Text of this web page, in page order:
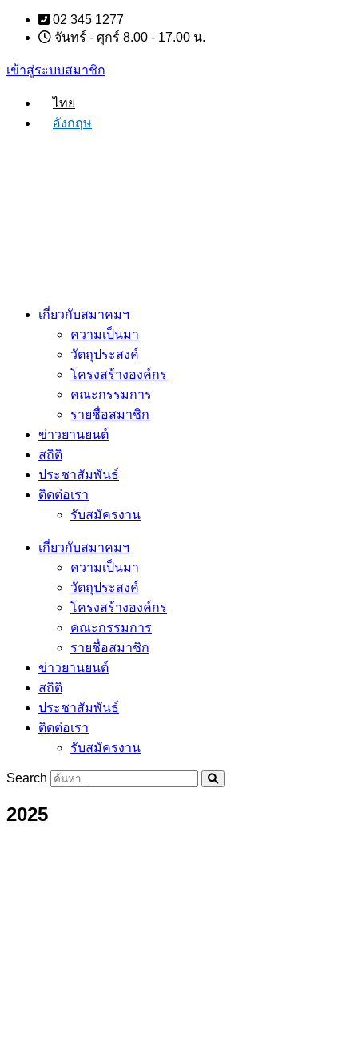
Skip
content
02 345 1277
จันทร์ - ศุกร์ 8.00 - 17.00 น.
เข้าสู่ระบบสมาชิก
ไทย
อังกฤษ
เกี่ยวกับสมาคมฯ
ความเป็นมา
วัตถุประสงค์
โครงสร้างองค์กร
คณะกรรมการ
รายชื่อสมาชิก
ข่าวยานยนต์
สถิติ
ประชาสัมพันธ์
ติดต่อเรา
รับสมัครงาน
เกี่ยวกับสมาคมฯ
ความเป็นมา
วัตถุประสงค์
โครงสร้างองค์กร
คณะกรรมการ
รายชื่อสมาชิก
ข่าวยานยนต์
สถิติ
ประชาสัมพันธ์
ติดต่อเรา
รับสมัครงาน
Search
2025